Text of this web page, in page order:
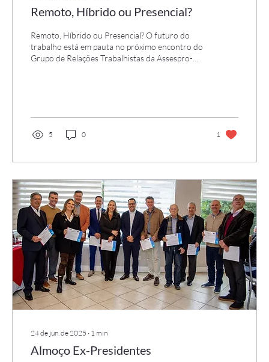
Remoto, Híbrido ou Presencial?
Remoto, Híbrido ou Presencial? O futuro do
trabalho está em pauta no próximo encontro do
Grupo de Relações Trabalhistas da Assespro-
5 0 1
24 de jun. de 2025 ∙ 1 min
Almoço Ex-Presidentes